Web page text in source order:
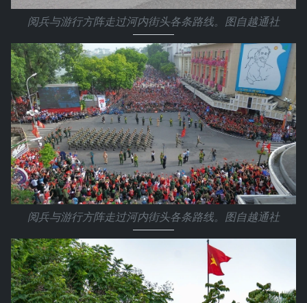
阅兵与游行方阵走过河内街头各条路线。图自越通社
阅兵与游行方阵走过河内街头各条路线。图自越通社